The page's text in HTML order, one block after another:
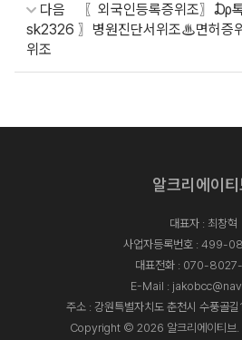
다음
〖외국인등록증위조〗₯
sk2326 〗병원진단서위조♨면허증
위조
알크리에이티
대표자 : 최창혁
사업자등록번호 : 499-
대표전화 : 070-
E-Mail :
주소 : 강원특별자치도 춘천시 수풍골
Copyright © 2026 알크리에이티브